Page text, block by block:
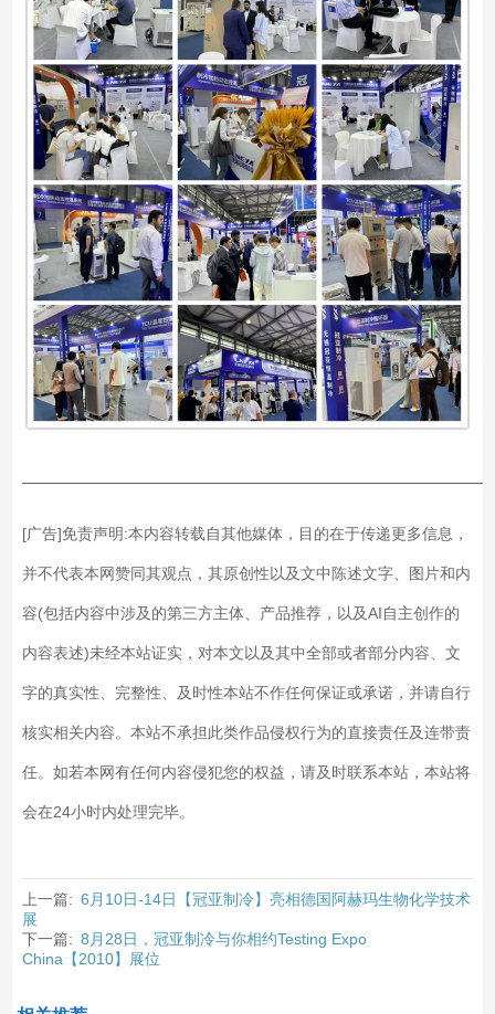
[广告]免责声明:本内容转载自其他媒体，目的在于传递更多信息，
并不代表本网赞同其观点，其原创性以及文中陈述文字、图片和内
容(包括内容中涉及的第三方主体、产品推荐，以及AI自主创作的
内容表述)未经本站证实，对本文以及其中全部或者部分内容、文
字的真实性、完整性、及时性本站不作任何保证或承诺，并请自行
核实相关内容。本站不承担此类作品侵权行为的直接责任及连带责
任。如若本网有任何内容侵犯您的权益，请及时联系本站，本站将
会在24小时内处理完毕。
上一篇: 6月10日-14日【冠亚制冷】亮相德国阿赫玛生物化学技术
展
下一篇: 8月28日，冠亚制冷与你相约Testing Expo
China【2010】展位